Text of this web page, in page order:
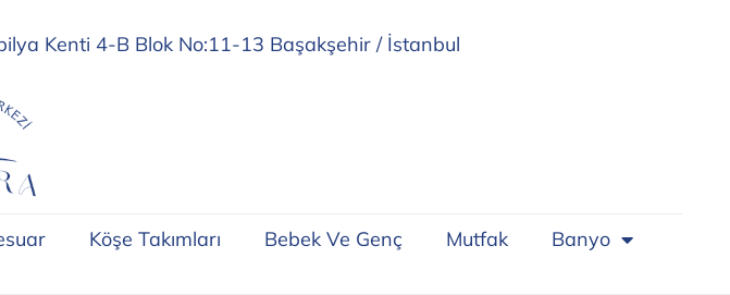
Kenti 4-B Blok No:11-13 Başakşehir / İstanbul
Köşe Takımları Bebek Ve Genç Mutfak Banyo